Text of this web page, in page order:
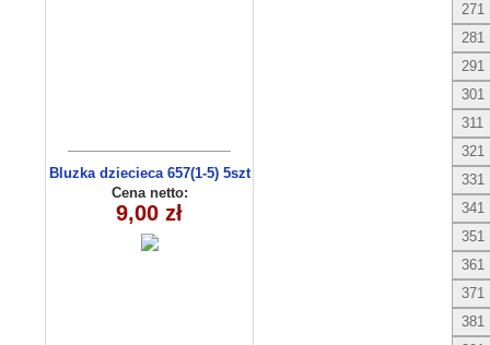
Bluzka dziecieca 657(1-5) 5szt
Cena netto:
9,00 zł
271
281
291
301
311
321
331
341
351
361
371
381